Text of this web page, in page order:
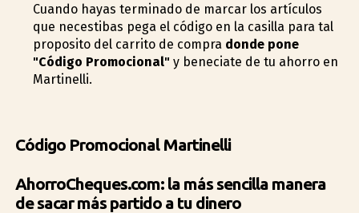
Cuando hayas terminado de marcar los artículos
que necestibas pega el código en la casilla para tal
proposito del carrito de compra donde pone
"Código Promocional"y beneficiate de tu ahorro en
Martinelli.
Código Promocional Martinelli
AhorroCheques.com: la más sencilla manera
de sacar más partido a tu dinero